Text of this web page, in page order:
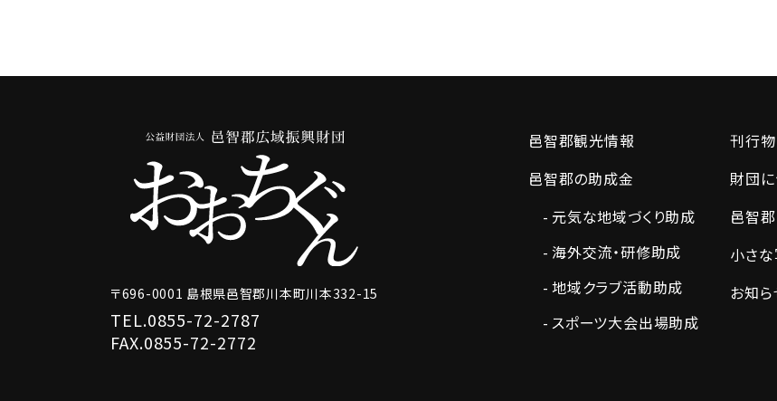
〒696-0001 島根県邑智郡川本町川本332-15
TEL.0855-72-2787
FAX.0855-72-2772
邑智郡観光情報
邑智郡の助成金
元気な地域づくり助成
海外交流・研修助成
地域クラブ活動助成
スポーツ大会出場助成
刊行
財団
邑智
小さ
お知ら